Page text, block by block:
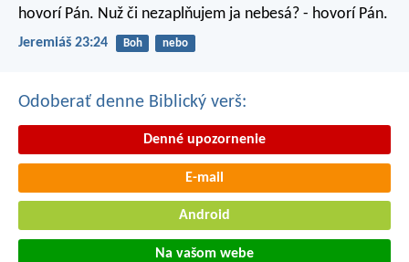
hovorí Pán. Nuž či nezaplňujem ja nebesá? - hovorí Pán.
Jeremiáš 23:24 Boh nebo
Odoberať denne Biblický verš:
Denné upozornenie
E-mail
Android
Na vašom webe